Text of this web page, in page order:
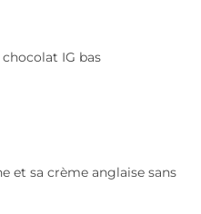
IG bas
et sa crème anglaise sans